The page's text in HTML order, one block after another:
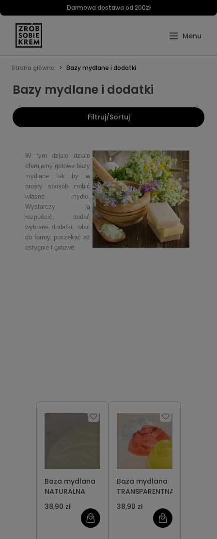
Darmowa dostawa od 200zł
Strona główna Bazy mydlane i dodatki
Bazy mydlane i dodatki
Filtruj/Sortuj
W tym dziale dziale
oferujemy gotowe bazy
mydlane tak by w
prosty sposób zrobić
własne mydło.
Wystarczy ją
rozpuścić, dodać
wybrane dodatki, wlać
do formy, poczekać aż
ostygnie i gotowe.
Baza mydlana
NATURALNA
38,90 zł
Baza mydlana
TRANSPARENTNA
38,90 zł